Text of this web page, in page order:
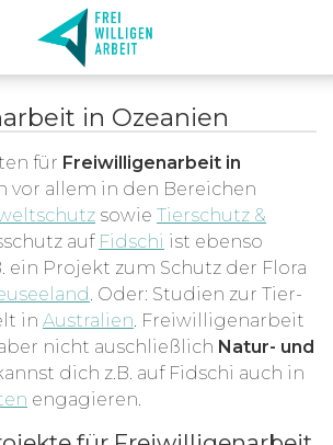
in Ozeanien
für Freiwilligenarbeit in
vor allem in den Bereichen
sowie Tierschutz &
auf Fidschi ist ebenso
ein Projekt zum Schutz der Flora
. Oder: Studien zur Tier-
in Australien. Freiwilligenarbeit
nicht auschließlich Natur- und
dich z.B. auf Fidschi auch in
engagieren.